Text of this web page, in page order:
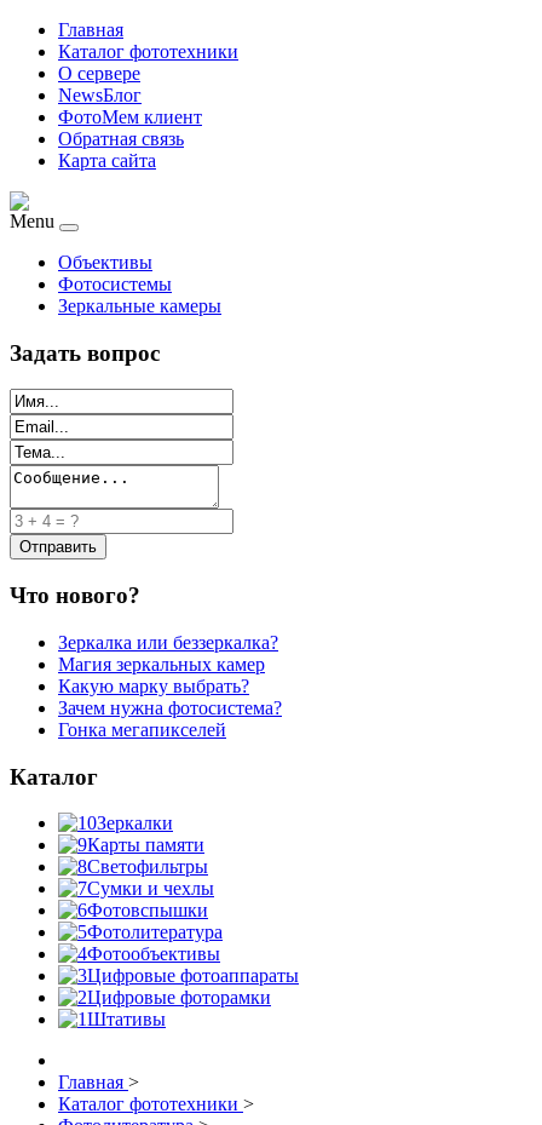
Главная
Каталог фототехники
О сервере
NewsБлог
ФотоМем клиент
Обратная связь
Карта сайта
Menu
Объективы
Фотосистемы
Зеркальные камеры
Задать вопрос
Что нового?
Зеркалка или беззеркалка?
Магия зеркальных камер
Какую марку выбрать?
Зачем нужна фотосистема?
Гонка мегапикселей
Каталог
Зеркалки
Карты памяти
Светофильтры
Сумки и чехлы
Фотовспышки
Фотолитература
Фотообъективы
Цифровые фотоаппараты
Цифровые фоторамки
Штативы
Главная >
Каталог фототехники >